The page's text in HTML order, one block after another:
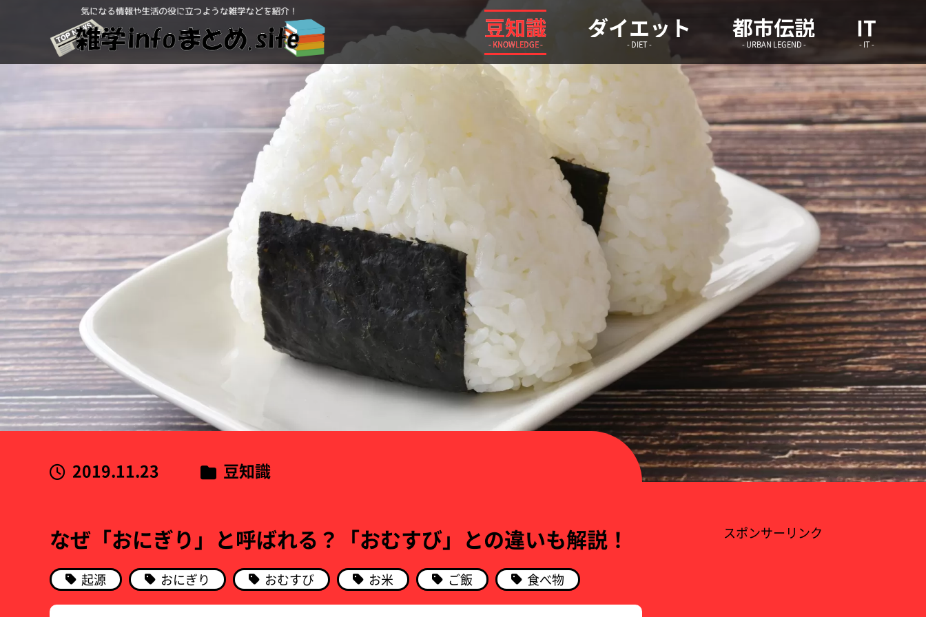
気になる情報や生活の役に立つような雑学などを紹介！ 雑学infoまとめ.site
豆知識
- KNOWLEDGE -
ダイエット
- DIET -
都市伝説
- URBAN LEGEND -
IT
- IT -
2019.11.23 豆知識
なぜ「おにぎり」と呼ばれる？「おむすび」との違いも解説！
起源 おにぎり おむすび お米 ご飯 食べ物
スポンサーリンク